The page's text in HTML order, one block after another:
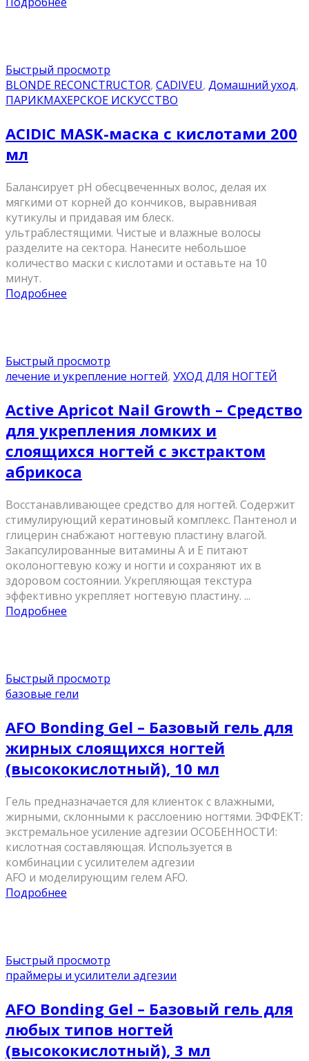
Быстрый просмотр
BLONDE RECONCTRUCTOR, CADIVEU, Домашний уход,
ПАРИКМАХЕРСКОЕ ИСКУССТВО
ACIDIC MASK-маска с кислотами 200
мл
Балансирует pH обесцвеченных волос, делая их
мягкими от корней до кончиков, выравнивая
кутикулы и придавая им блеск.
ультраблестящими. Чистые и влажные волосы
разделите на сектора. Нанесите небольшое
количество маски с кислотами и оставьте на 10
минут.
Подробнее
Быстрый просмотр
лечение и укрепление ногтей, УХОД ДЛЯ НОГТЕЙ
Active Apricot Nail Growth – Средство
для укрепления ломких и
слоящихся ногтей с экстрактом
абрикоса
Восстанавливающее средство для ногтей. Содержит
стимулирующий кератиновый комплекс. Пантенол и
глицерин снабжают ногтевую пластину влагой.
Закапсулированные витамины А и Е питают
околоногтевую кожу и ногти и сохраняют их в
здоровом состоянии. Укрепляющая текстура
эффективно укрепляет ногтевую пластину. ...
Подробнее
Быстрый просмотр
базовые гели
AFO Bonding Gel – Базовый гель для
жирных слоящихся ногтей
(высококислотный), 10 мл
Гель предназначается для клиенток с влажными,
жирными, склонными к расслоению ногтями. ЭФФЕКТ:
экстремальное усиление адгезии ОСОБЕННОСТИ:
кислотная составляющая. Используется в
комбинации с усилителем адгезии
AFO и моделирующим гелем AFO.
Подробнее
Быстрый просмотр
праймеры и усилители адгезии
AFO Bonding Gel – Базовый гель для
любых типов ногтей
(высококислотный), 3 мл